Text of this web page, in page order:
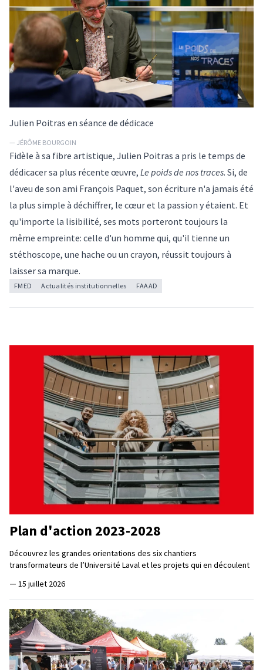
Julien Poitras en séance de dédicace
— JÉRÔME BOURGOIN
Fidèle à sa fibre artistique, Julien Poitras a pris le temps de
dédicacer sa plus récente œuvre, Le poids de nos traces. Si, de
l'aveu de son ami François Paquet, son écriture n'a jamais été
la plus simple à déchiffrer, le cœur et la passion y étaient. Et
qu'importe la lisibilité, ses mots porteront toujours la
même empreinte: celle d'un homme qui, qu'il tienne un
stéthoscope, une hache ou un crayon, réussit toujours à
laisser sa marque.
FMED Actualités institutionnelles FAAAD
Plan d'action 2023-2028
Découvrez les grandes orientations des six chantiers
transformateurs de l’Université Laval et les projets qui en découlent
— 15 juillet 2026